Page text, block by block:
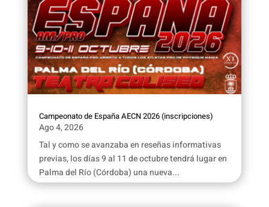
Campeonato de España AECN 2026 (inscripciones)
Ago 4, 2026
Tal y como se avanzaba en reseñas informativas
previas, los días 9 al 11 de octubre tendrá lugar en
Palma del Río (Córdoba) una nueva...